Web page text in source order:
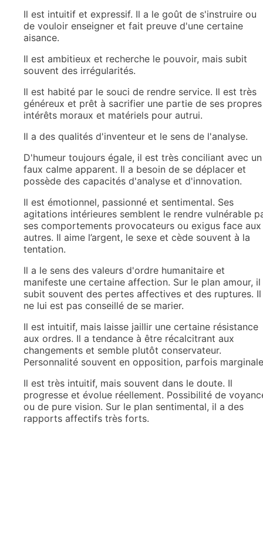
Il est intuitif et expressif. Il a le goût de s'instruire ou
de vouloir enseigner et fait preuve d'une certaine
aisance.
Il est ambitieux et recherche le pouvoir, mais subit
souvent des irrégularités.
Il est habité par le souci de rendre service. Il est très
généreux et prêt à sacrifier une partie de ses propres
intérêts moraux et matériels pour autrui.
Il a des qualités d'inventeur et le sens de l'analyse.
D'humeur toujours égale, il est très conciliant avec un
faux calme apparent. Il a besoin de se déplacer et
possède des capacités d'analyse et d'innovation.
Il est émotionnel, passionné et sentimental. Ses
agitations intérieures semblent le rendre vulnérable
ses comportements provocateurs ou exigus face aux
autres. Il aime l’argent, le sexe et cède souvent à la
tentation.
Il a le sens des valeurs d'ordre humanitaire et
manifeste une certaine affection. Sur le plan amour, il
subit souvent des pertes affectives et des ruptures. Il
ne lui est pas conseillé de se marier.
Il est intuitif, mais laisse jaillir une certaine résistance
aux ordres. Il a tendance à être récalcitrant aux
changements et semble plutôt conservateur.
Personnalité souvent en opposition, parfois
Il est très intuitif, mais souvent dans le doute. Il
progresse et évolue réellement. Possibilité de
ou de pure vision. Sur le plan sentimental, il a des
rapports affectifs très forts.